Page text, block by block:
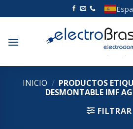
al
INICIO / PRODUCTOS
DESMONTABLE IMF
FILTRAR